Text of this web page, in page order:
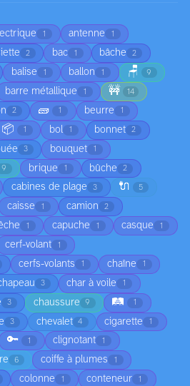
1 antenne 1
2 bac 1 bâche 2
balise 1 ballon 1 🪑 9
barre métallique 1 🚧 14
2 🧱 1 beurre 1
📦 1 bol 1 bonnet 2
3 bouquet 1
9 brique 1 bûche 2
cabines de plage 3 🔌 5
caisse 1 camion 2
1 capuche 1 casque 1
cerf-volant 1
cerfs-volants 1 chaîne 1
3 char à voile 1
3 chaussure 9 🛤️ 1
3 chevalet 4 cigarette 1
🔑 1 clignotant 1
6 coiffe à plumes 1
colonne 1 conteneur 1